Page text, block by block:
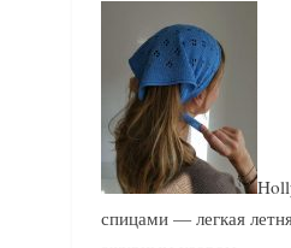
спицами — легкая